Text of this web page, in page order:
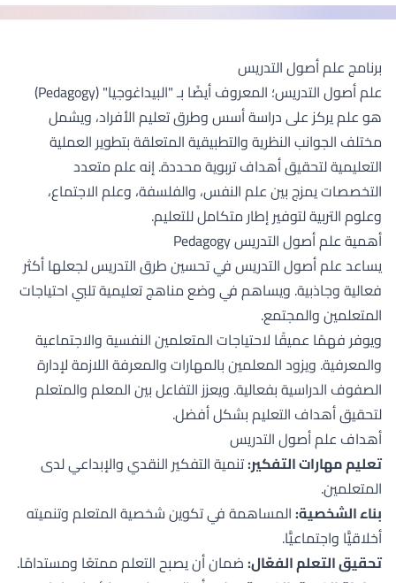
برنامج علم أصول التدريس
علم أصول التدريس؛ المعروف أيضًا بـ "البيداغوجيا" (Pedagogy)
هو علم يركز على دراسة أسس وطرق تعليم الأفراد، ويشمل
مختلف الجوانب النظرية والتطبيقية المتعلقة بتطوير العملية
التعليمية لتحقيق أهداف تربوية محددة. إنه علم متعدد
التخصصات يمزج بين علم النفس، والفلسفة، وعلم الاجتماع،
وعلوم التربية لتوفير إطار متكامل للتعليم.
أهمية علم أصول التدريس Pedagogy
يساعد علم أصول التدريس في تحسين طرق التدريس لجعلها أكثر
فعالية وجاذبية. ويساهم في وضع مناهج تعليمية تلبي احتياجات
المتعلمين والمجتمع.
ويوفر فهمًا عميقًا لاحتياجات المتعلمين النفسية والاجتماعية
والمعرفية. ويزود المعلمين بالمهارات والمعرفة اللازمة لإدارة
الصفوف الدراسية بفعالية. ويعزز التفاعل بين المعلم والمتعلم
لتحقيق أهداف التعليم بشكل أفضل.
أهداف علم أصول التدريس
تعليم مهارات التفكير:تنمية التفكير النقدي والإبداعي لدى
المتعلمين.
بناء الشخصية:المساهمة في تكوين شخصية المتعلم وتنميته
أخلاقيًّا واجتماعيًّا.
تحقيق التعلم الفعّال:ضمان أن يصبح التعلم ممتعًا ومستدامًا.